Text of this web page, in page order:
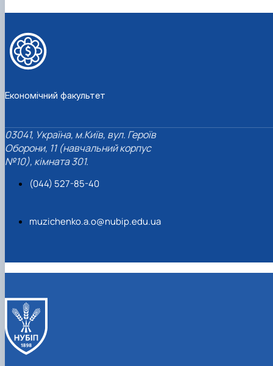
Економічний факультет
03041, Україна, м.Київ, вул. Героїв
Оборони, 11 (навчальний корпус
№10), кімната 301.
(044) 527-85-40
muzichenko.a.o@nubip.edu.ua